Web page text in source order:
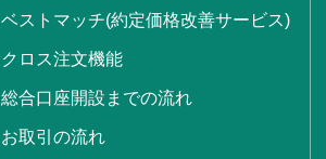
ベストマッチ(約定価格改善サービス)
クロス注文機能
総合口座開設までの流れ
お取引の流れ